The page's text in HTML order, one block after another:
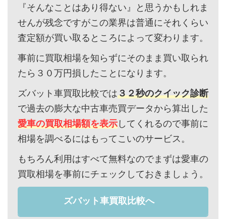
『そんなことはあり得ない』と思うかもしれま
せんが残念ですがこの業界は普通にそれくらい
査定額が買い取るところによって変わります。
事前に買取相場を知らずにそのまま買い取られ
たら３０万円損したことになります。
ズバット車買取比較では３２秒のクイック診断
で過去の膨大な中古車売買データから算出した
愛車の買取相場額を表示してくれるので事前に
相場を調べるにはもってこいのサービス。
もちろん利用はすべて無料なのでまずは愛車の
買取相場を事前にチェックしておきましょう。
ズバット車買取比較へ